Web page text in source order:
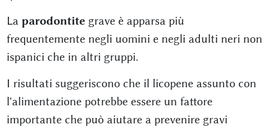
La parodontitegrave è apparsa più
frequentemente negli uomini e negli adulti neri non
ispanici che in altri gruppi.
I risultati suggeriscono che il licopene assunto con
l'alimentazione potrebbe essere un fattore
importante che può aiutare a prevenire gravi